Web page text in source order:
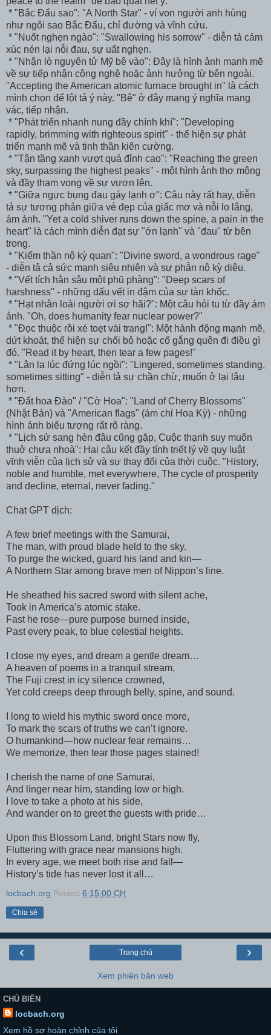
* "Bắc Đẩu sao": "A North Star" - ví von người anh hùng
như ngôi sao Bắc Đẩu, chỉ đường và vĩnh cửu.
* "Nuốt nghẹn ngào": "Swallowing his sorrow" - diễn tả cảm
xúc nén lại nỗi đau, sự uất nghẹn.
* "Nhận lò nguyên tử Mỹ bê vào": Đây là hình ảnh mạnh mẽ
về sự tiếp nhận công nghệ hoặc ảnh hưởng từ bên ngoài.
"Accepting the American atomic furnace brought in" là cách
mình chọn để lột tả ý này. "Bê" ở đây mang ý nghĩa mang
vác, tiếp nhận.
* "Phát triển nhanh nung đầy chính khí": "Developing
rapidly, brimming with righteous spirit" - thể hiện sự phát
triển mạnh mẽ và tinh thần kiên cường.
* "Tận tầng xanh vượt quá đỉnh cao": "Reaching the green
sky, surpassing the highest peaks" - một hình ảnh thơ mộng
và đầy tham vọng về sự vươn lên.
* "Giữa ngực bụng đau gáy lạnh ơ": Câu này rất hay, diễn
tả sự tương phản giữa vẻ đẹp của giấc mơ và nỗi lo lắng,
ám ảnh. "Yet a cold shiver runs down the spine, a pain in the
heart" là cách mình diễn đạt sự "ớn lạnh" và "đau" từ bên
trong.
* "Kiếm thần nộ kỳ quan": "Divine sword, a wondrous rage"
- diễn tả cả sức mạnh siêu nhiên và sự phẫn nộ kỳ diệu.
* "Vết tích hằn sâu một phũ phàng": "Deep scars of
harshness" - những dấu vết in đậm của sự tàn khốc.
* "Hạt nhân loài người ơi sợ hãi?": Một câu hỏi tu từ đầy ám
ảnh. "Oh, does humanity fear nuclear power?"
* "Đọc thuộc rồi xé toẹt vài trang!": Một hành động mạnh mẽ,
dứt khoát, thể hiện sự chối bỏ hoặc cố gắng quên đi điều gì
đó. "Read it by heart, then tear a few pages!"
* "Lân la lúc đứng lúc ngồi": "Lingered, sometimes standing,
sometimes sitting" - diễn tả sự chần chừ, muốn ở lại lâu
hơn.
* "Đất hoa Đào" / "Cờ Hoa": "Land of Cherry Blossoms"
(Nhật Bản) và "American flags" (ám chỉ Hoa Kỳ) - những
hình ảnh biểu tượng rất rõ ràng.
* "Lịch sử sang hèn đâu cũng gặp, Cuộc thạnh suy muôn
thuở chưa nhoà": Hai câu kết đầy tính triết lý về quy luật
vĩnh viễn của lịch sử và sự thay đổi của thời cuộc. "History,
noble and humble, met everywhere, The cycle of prosperity
and decline, eternal, never fading."
Chat GPT dịch:
A few brief meetings with the Samurai,
The man, with proud blade held to the sky.
To purge the wicked, guard his land and kin—
A Northern Star among brave men of Nippon’s line.
He sheathed his sacred sword with silent ache,
Took in America’s atomic stake.
Fast he rose—pure purpose burned inside,
Past every peak, to blue celestial heights.
I close my eyes, and dream a gentle dream…
A heaven of poems in a tranquil stream,
The Fuji crest in icy silence crowned,
Yet cold creeps deep through belly, spine, and sound.
I long to wield his mythic sword once more,
To mark the scars of truths we can’t ignore.
O humankind—how nuclear fear remains…
We memorize, then tear those pages stained!
I cherish the name of one Samurai,
And linger near him, standing low or high.
I love to take a photo at his side,
And wander on to greet the guests with pride…
Upon this Blossom Land, bright Stars now fly,
Fluttering with grace near mansions high.
In every age, we meet both rise and fall—
History’s tide has never lost it all…
locbach.org Posted 6:15:00 CH
Chia sẻ
‹ ›
Trang chủ
Xem phiên bản web
CHỦ BIÊN
locbach.org
Xem hồ sơ hoàn chỉnh của tôi